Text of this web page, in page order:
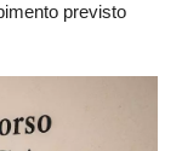
previsto